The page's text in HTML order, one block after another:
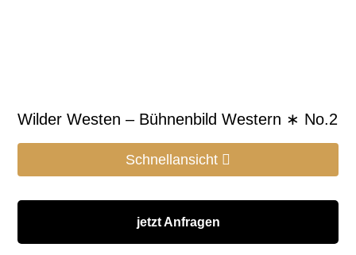
Wilder Westen – Bühnenbild Western ∗ No.2
Schnellansicht
jetzt Anfragen